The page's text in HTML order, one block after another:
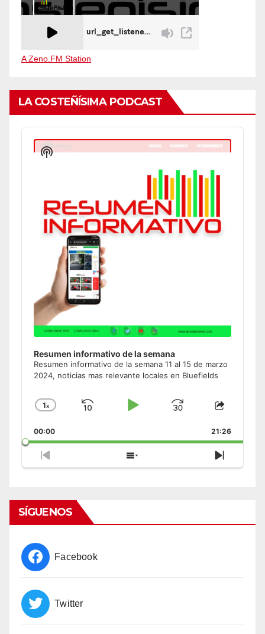
A Zeno.FM Station
LA COSTEÑÍSIMA PODCAST
Audio
Player
Resumen informativo de la semana
Resumen informativo de la semana 11 al 15 de marzo
2024, noticias mas relevante locales en Bluefields
Change
Rate
1x
Skip
Play
Jump
Forward
Share
Episode
00:00 21:26
Previous
Episode
Show
Episodes
Next
Episode
Show
SÍGUENOS
Facebook
Twitter